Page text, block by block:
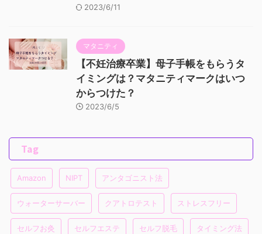
2023/6/11
マタニティ
【不妊治療卒業】母子手帳をもらうタ
イミングは？マタニティマークはいつ
からつけた？
2023/6/5
Tag
Amazon NIPT アンタゴニスト法
ウォーターサーバー クアトロテスト ストレスフリー
セルフお灸 セルフエステ セルフ脱毛 タイミング法